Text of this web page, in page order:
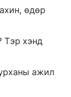
өдөр
Тэр хэнд
ажил